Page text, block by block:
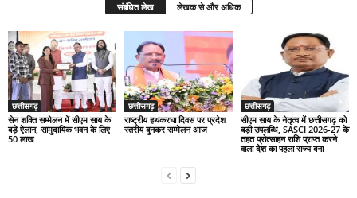
संबंधित लेख लेखक से और अधिक
छत्तीसगढ़
सेन शक्ति सम्मेलन में सीएम साय के
बड़े ऐलान, सामुदायिक भवन के लिए
50 लाख
छत्तीसगढ़
राष्ट्रीय हथकरघा दिवस पर प्रदेश
स्तरीय बुनकर सम्मेलन आज
छत्तीसगढ़
सीएम साय के नेतृत्व में छत्तीसगढ़ को
बड़ी उपलब्धि, SASCI 2026-27 के
तहत प्रोत्साहन राशि प्राप्त करने
वाला देश का पहला राज्य बना